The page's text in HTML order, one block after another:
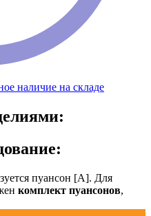
наличие на складе
пуансон [А]. Для
комплект пуансонов,